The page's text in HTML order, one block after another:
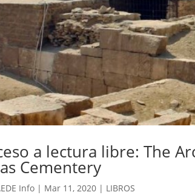
a lectura libre: The
Cementery
Info | Mar 11, 2020 | LIBROS